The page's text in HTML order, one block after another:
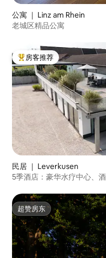
公寓 ｜ Linz am Rhein
老城区精品公寓
热门「房客推荐」
房客推荐
民居 ｜ Leverkusen
5季酒店：豪华水疗中心、
超赞房东
超赞房东